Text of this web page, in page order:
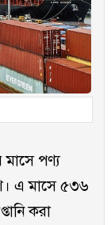
মাসে পণ্য
এ মাসে ৫৩৬
করা